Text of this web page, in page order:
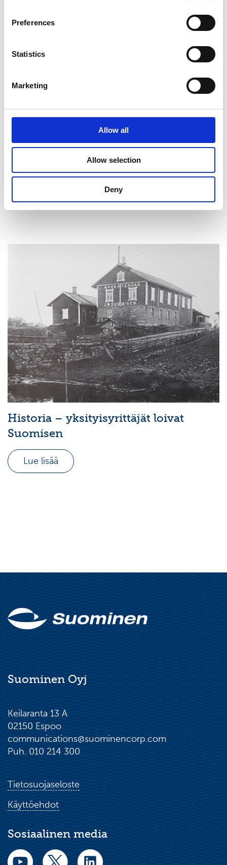
Preferences
Statistics
Marketing
Allow all
Allow selection
Deny
Historia – yksityisyrittäjät loivat
Suomisen
Lue lisää
Suominen Oyj
Keilaranta 13 A
02150 Espoo
communications@suominencorp.com
Puh. 010 214 300
Tietosuojaseloste
Käyttöehdot
Sosiaalinen media